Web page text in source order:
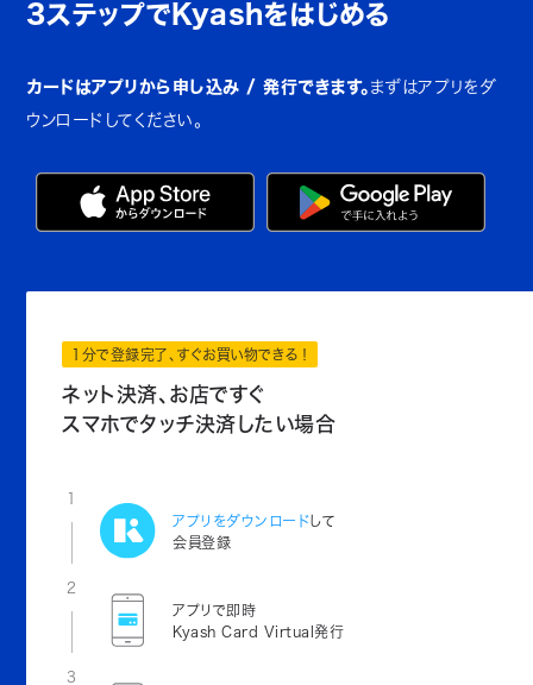
3ステップでKyashをはじめる
カードはアプリから申し込み / 発行できます。 まずはアプリをダ
ウンロードしてください。
1分で登録完了、すぐお買い物できる！
ネット決済、お店ですぐ
スマホでタッチ決済したい場合
1
アプリをダウンロードして
会員登録
2
アプリで即時
Kyash Card Virtual発行
3